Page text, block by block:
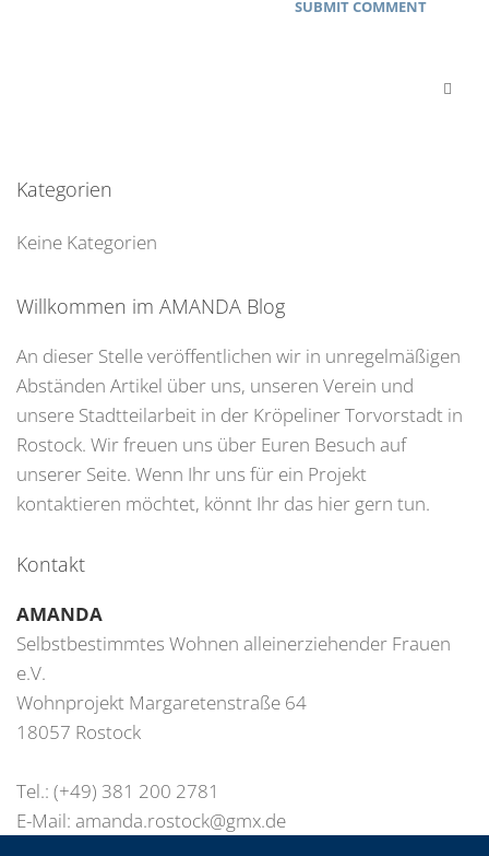
Kategorien
Keine Kategorien
Willkommen im AMANDA Blog
An dieser Stelle veröffentlichen wir in unregelmäßigen
Abständen Artikel über uns, unseren Verein und
unsere Stadtteilarbeit in der Kröpeliner Torvorstadt in
Rostock. Wir freuen uns über Euren Besuch auf
unserer Seite. Wenn Ihr uns für ein Projekt
kontaktieren möchtet, könnt Ihr das hier gern tun.
Kontakt
AMANDA
Selbstbestimmtes Wohnen alleinerziehender Frauen
e.V.
Wohnprojekt Margaretenstraße 64
18057 Rostock
Tel.: (+49) 381 200 2781
E-Mail: amanda.rostock@gmx.de